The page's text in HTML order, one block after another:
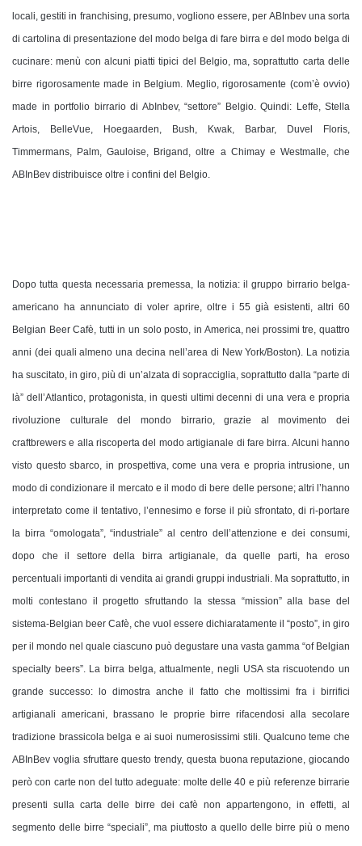
locali, gestiti in franchising, presumo, vogliono essere, per ABInbev una sorta
di cartolina di presentazione del modo belga di fare birra e del modo belga di
cucinare: menù con alcuni piatti tipici del Belgio, ma, soprattutto carta delle
birre rigorosamente made in Belgium. Meglio, rigorosamente (com’è ovvio)
made in portfolio birrario di AbInbev, “settore” Belgio. Quindi: Leffe, Stella
Artois, BelleVue, Hoegaarden, Bush, Kwak, Barbar, Duvel Floris,
Timmermans, Palm, Gauloise, Brigand, oltre a Chimay e Westmalle, che
ABInBev distribuisce oltre i confini del Belgio.
Dopo tutta questa necessaria premessa, la notizia: il gruppo birrario belga-
americano ha annunciato di voler aprire, oltre i 55 già esistenti, altri 60
Belgian Beer Cafè, tutti in un solo posto, in America, nei prossimi tre, quattro
anni (dei quali almeno una decina nell’area di New York/Boston). La notizia
ha suscitato, in giro, più di un’alzata di sopracciglia, soprattutto dalla “parte di
là” dell’Atlantico, protagonista, in questi ultimi decenni di una vera e propria
rivoluzione culturale del mondo birrario, grazie al movimento dei
craftbrewers e alla riscoperta del modo artigianale di fare birra. Alcuni hanno
visto questo sbarco, in prospettiva, come una vera e propria intrusione, un
modo di condizionare il mercato e il modo di bere delle persone; altri l’hanno
interpretato come il tentativo, l’ennesimo e forse il più sfrontato, di ri-portare
la birra “omologata”, “industriale” al centro dell’attenzione e dei consumi,
dopo che il settore della birra artigianale, da quelle parti, ha eroso
percentuali importanti di vendita ai grandi gruppi industriali. Ma soprattutto, in
molti contestano il progetto sfruttando la stessa “mission” alla base del
sistema-Belgian beer Cafè, che vuol essere dichiaratamente il “posto”, in giro
per il mondo nel quale ciascuno può degustare una vasta gamma “of Belgian
specialty beers”. La birra belga, attualmente, negli USA sta riscuotendo un
grande successo: lo dimostra anche il fatto che moltissimi fra i birrifici
artigianali americani, brassano le proprie birre rifacendosi alla secolare
tradizione brassicola belga e ai suoi numerosissimi stili. Qualcuno teme che
ABInBev voglia sfruttare questo trendy, questa buona reputazione, giocando
però con carte non del tutto adeguate: molte delle 40 e più referenze birrarie
presenti sulla carta delle birre dei cafè non appartengono, in effetti, al
segmento delle birre “speciali”, ma piuttosto a quello delle birre più o meno